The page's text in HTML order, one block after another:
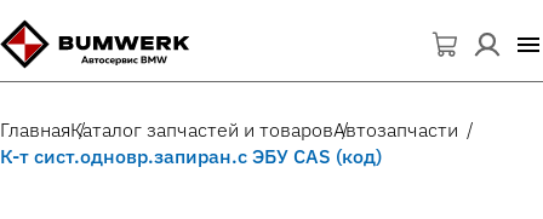
ГлавнаяКаталог запчастей и товаровАвтозапчасти
К-т сист.одновр.запиран.с ЭБУ CAS (код)